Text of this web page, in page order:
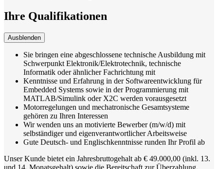
Ihre Qualifikationen
Ausblenden
Sie bringen eine abgeschlossene technische Ausbildung mit
Schwerpunkt Elektronik/Elektrotechnik, technische
Informatik oder ähnlicher Fachrichtung mit
Kenntnisse und Erfahrung in der Softwareentwicklung für
Embedded Systems sowie in der Programmierung mit
MATLAB/Simulink oder X2C werden vorausgesetzt
Motorregelungen und mechatronische Gesamtsysteme
gehören zu Ihren Interessen
Wir wenden uns an motivierte Bewerber (m/w/d) mit
selbständiger und eigenverantwortlicher Arbeitsweise
Gute Deutsch- und Englischkenntnisse runden Ihr Profil ab
Unser Kunde bietet ein Jahresbruttogehalt ab € 49.000,00 (inkl. 13.
und 14. Monatsgehalt) sowie die Bereitschaft zur Überzahlung,